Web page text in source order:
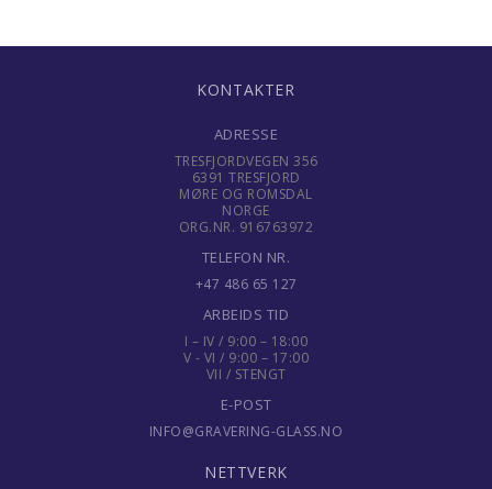
KONTAKTER
ADRESSE
TRESFJORDVEGEN 356
6391 TRESFJORD
MØRE OG ROMSDAL
NORGE
ORG.NR. 916763972
TELEFON NR.
+47 486 65 127
ARBEIDS TID
I – IV / 9:00 – 18:00
V - VI / 9:00 – 17:00
VII / STENGT
E-POST
INFO@GRAVERING-GLASS.NO
NETTVERK